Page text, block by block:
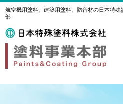
航空機用塗料、建築用塗料、防音材の日本特
部-